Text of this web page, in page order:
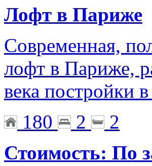
Лофт в Париже
Современная,
лофт в Париже,
века постройки
180
2
2
Стоимость: По